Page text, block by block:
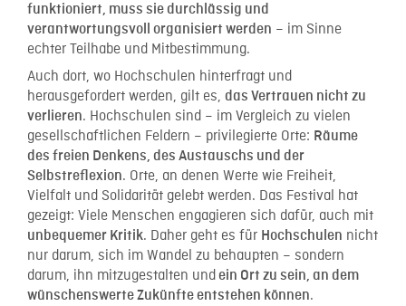
funktioniert, muss sie durchlässig und
verantwortungsvoll organisiert werden – im Sinne
echter Teilhabe und Mitbestimmung.
Auch dort, wo Hochschulen hinterfragt und
herausgefordert werden, gilt es, das Vertrauen nicht zu
verlieren. Hochschulen sind – im Vergleich zu vielen
gesellschaftlichen Feldern – privilegierte Orte: Räume
des freien Denkens, des Austauschs und der
Selbstreflexion. Orte, an denen Werte wie Freiheit,
Vielfalt und Solidarität gelebt werden. Das Festival hat
gezeigt: Viele Menschen engagieren sich dafür, auch mit
unbequemer Kritik. Daher geht es für Hochschulen nicht
nur darum, sich im Wandel zu behaupten – sondern
darum, ihn mitzugestalten undein Ort zu sein, an dem
wünschenswerte Zukünfte entstehen können.